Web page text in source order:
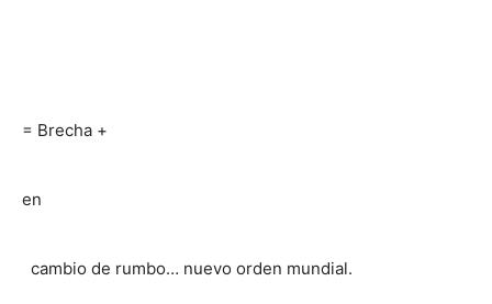
= Brecha +
en
cambio de rumbo… nuevo orden mundial.